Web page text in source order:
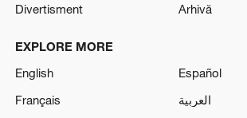
Divertisment
Arhivă
EXPLORE MORE
English
Español
Français
العربية